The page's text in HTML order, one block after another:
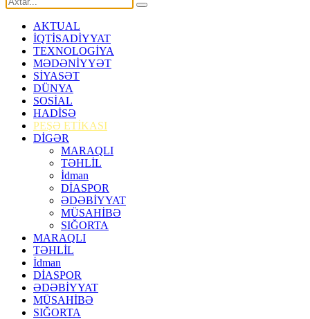
AKTUAL
İQTİSADİYYAT
TEXNOLOGİYA
MƏDƏNİYYƏT
SİYASƏT
DÜNYA
SOSİAL
HADİSƏ
PEŞƏ ETİKASI
DİGƏR
MARAQLI
TƏHLİL
İdman
DİASPOR
ƏDƏBİYYAT
MÜSAHİBƏ
SIĞORTA
MARAQLI
TƏHLİL
İdman
DİASPOR
ƏDƏBİYYAT
MÜSAHİBƏ
SIĞORTA